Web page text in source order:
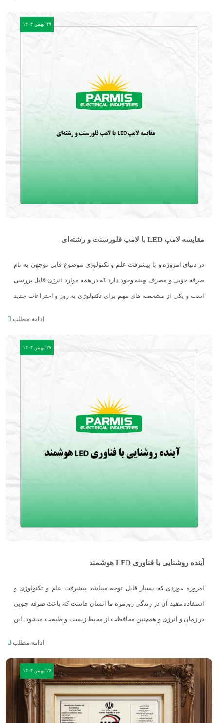
۲۹ بهمن ۱۴۰۴
مقایسه لامپ LED با لامپ فلورسنت و رشته‌ای
در دنیای امروزه و با پیشرفت علم و تکنولوژی موضوع قابل توجهی به نام
صرفه جویی و مصرف بهینه وجود دارد که در همه موارد انرژی قابل بررسی
است و یکی از مشخصه های مهم برای تکنولوژی به روز و اختراعات جدید
ادامه مطلب
۲۷ بهمن ۱۴۰۴
آینده روشنایی با فناوری LED هوشمند
امروزه موردی که بسیار قابل توجه میباشد پیشرفت علم و تکنولوژی و
استفاده مفید آن در زندگی روزمره ما انسان هاست که باعث صرفه جویی
در زمان و انرژی و همچنین محافظت از محیط زیست و طبیعت میشود. این
ادامه مطلب
۲۶ بهمن ۱۴۰۴